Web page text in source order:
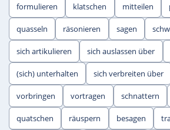
formulieren klatschen mitteilen
quasseln räsonieren sagen
sich artikulieren sich auslassen über
(sich) unterhalten sich verbreiten über
vorbringen vortragen schnattern
quatschen räuspern besagen